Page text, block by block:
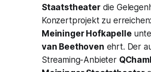
Staatstheaterdie
Konzertprojekt zu erreichen:
Meininger Hofkapelle
van Beethoven ehrt. Der
Streaming-Anbieter